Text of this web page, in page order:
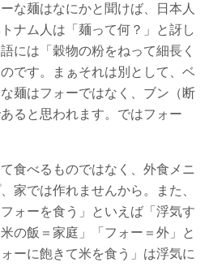
な麺はなにかと聞けば、日本人
ナム人は「麺って何？」と訝し
には「穀物の粉をねって細長く
です。まぁそれは別として、ベ
麺はフォーではなく、ブン（断
ると思われます。ではフォー
食べるものではなく、外食メニ
家では作れませんから。また、
ォーを食う」といえば「浮気す
の飯＝家庭」「フォー＝外」と
ーに飽きて米を食う」は浮気に